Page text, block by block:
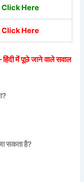
Click Here
Click Here
हिंदी में पूछे जाने वाले सवाल
सकता है?